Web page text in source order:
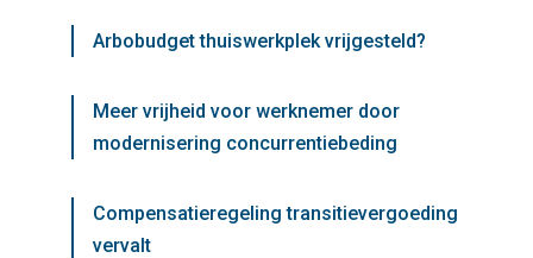
Arbobudget thuiswerkplek vrijgesteld?
Meer vrijheid voor werknemer door
modernisering concurrentiebeding
Compensatieregeling transitievergoeding
vervalt